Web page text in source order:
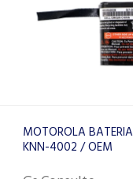
MOTOROLA BATERIA
DGP855 PMNN-